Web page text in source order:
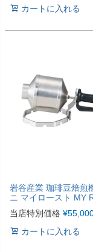
カートに入れる
岩谷産業 珈琲豆焙煎
ニ マイロースト MY
当店特別価格 ¥
カートに入れる